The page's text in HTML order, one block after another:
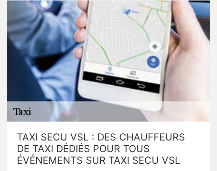
TAXI SECU VSL : DES CHAUFFEURS
DE TAXI DÉDIÉS POUR TOUS
ÉVÉNEMENTS SUR TAXI SECU VSL